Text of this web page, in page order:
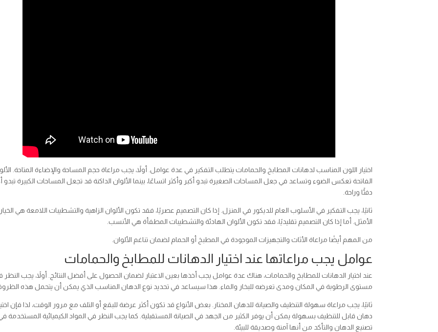
اختيار اللون المناسب لدهانات المطابخ والحمامات يتطلب التفكير في عدة عوامل. أولاً، يجب مراعاة حجم المساحة والإضاءة المتاحة.
الفاتحة تعكس الضوء وتساعد في جعل المساحات الصغيرة تبدو أكبر وأكثر اتساعًا، بينما الألوان الداكنة قد تجعل المساحات الكبيرة تبدو
دفئًا وراحة.
ثانيًا، يجب التفكير في الأسلوب العام للديكور في المنزل. إذا كان التصميم عصريًا، فقد تكون الألوان الزاهية والتشطيبات اللامعة هي الخيار
الأمثل. أما إذا كان التصميم تقليديًا، فقد تكون الألوان الهادئة والتشطيبات المطفأة هي الأنسب.
من المهم أيضًا مراعاة الأثاث والتجهيزات الموجودة في المطبخ أو الحمام لضمان تناغم الألوان.
عوامل يجب مراعاتها عند اختيار الدهانات للمطابخ والحمامات
عند اختيار الدهانات للمطابخ والحمامات، هناك عدة عوامل يجب أخذها بعين الاعتبار لضمان الحصول على أفضل النتائج. أولاً، يجب النظر
مستوى الرطوبة في المكان ومدى تعرضه للبخار والماء. هذا سيساعد في تحديد نوع الدهان المناسب الذي يمكن أن يتحمل هذه
ثانيًا، يجب مراعاة سهولة التنظيف والصيانة للدهان المختار. بعض الأنواع قد تكون أكثر عرضة للبقع أو التلف مع مرور الوقت، لذا فإن
دهان قابل للتنظيف بسهولة يمكن أن يوفر الكثير من الجهد في الصيانة المستقبلية. كما يجب النظر في المواد الكيميائية المستخدمة
تصنيع الدهان والتأكد من أنها آمنة وصديقة للبيئة.